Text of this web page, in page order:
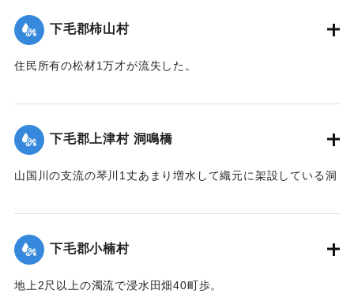
｜固有コード:
下毛郡柿山村
住民所有の松材1万才が流失した。
｜固有コード:00275069
下毛郡上津村 洞鳴橋
山国川の支流の琴川1丈あまり増水して織元に架設している洞
｜固有コード:
下毛郡小楠村
地上2尺以上の濁流で浸水田畑40町歩。